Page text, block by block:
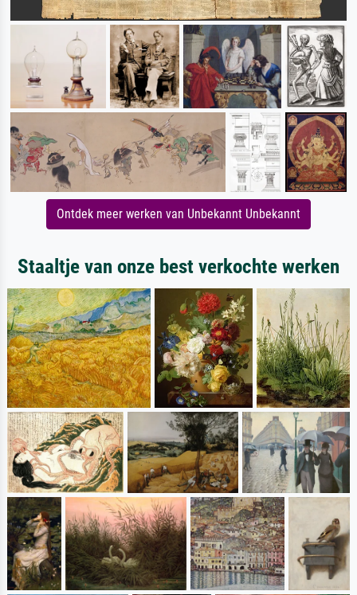
Ontdek meer werken van Unbekannt Unbekannt
Staaltje van onze best verkochte werken